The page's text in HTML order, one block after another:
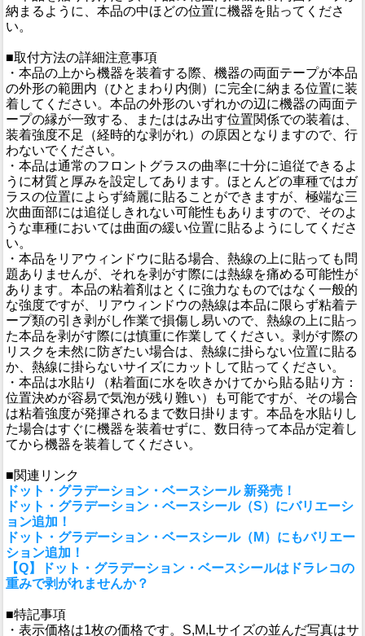
納まるように、本品の中ほどの位置に機器を貼ってくださ
い。
■取付方法の詳細注意事項
・本品の上から機器を装着する際、機器の両面テープが本品
の外形の範囲内（ひとまわり内側）に完全に納まる位置に装
着してください。本品の外形のいずれかの辺に機器の両面テ
ープの縁が一致する、またははみ出す位置関係での装着は、
装着強度不足（経時的な剥がれ）の原因となりますので、行
わないでください。
・本品は通常のフロントグラスの曲率に十分に追従できるよ
うに材質と厚みを設定してあります。ほとんどの車種ではガ
ラスの位置によらず綺麗に貼ることができますが、極端な三
次曲面部には追従しきれない可能性もありますので、そのよ
うな車種においては曲面の緩い位置に貼るようにしてくださ
い。
・本品をリアウィンドウに貼る場合、熱線の上に貼っても問
題ありませんが、それを剥がす際には熱線を痛める可能性が
あります。本品の粘着剤はとくに強力なものではなく一般的
な強度ですが、リアウィンドウの熱線は本品に限らず粘着テ
ープ類の引き剥がし作業で損傷し易いので、熱線の上に貼っ
た本品を剥がす際には慎重に作業してください。剥がす際の
リスクを未然に防ぎたい場合は、熱線に掛らない位置に貼る
か、熱線に掛らないサイズにカットして貼ってください。
・本品は水貼り（粘着面に水を吹きかけてから貼る貼り方：
位置決めが容易で気泡が残り難い）も可能ですが、その場合
は粘着強度が発揮されるまで数日掛ります。本品を水貼りし
た場合はすぐに機器を装着せずに、数日待って本品が定着し
てから機器を装着してください。
■関連リンク
ドット・グラデーション・ベースシール 新発売！
ドット・グラデーション・ベースシール（S）にバリエーシ
ョン追加！
ドット・グラデーション・ベースシール（M）にもバリエー
ション追加！
【Q】ドット・グラデーション・ベースシールはドラレコの
重みで剥がれませんか？
■特記事項
・表示価格は1枚の価格です。S,M,Lサイズの並んだ写真はサ